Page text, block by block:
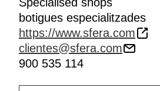
botigues especialitzades
https://www.sfera.com
clientes@sfera.com
900 535 114